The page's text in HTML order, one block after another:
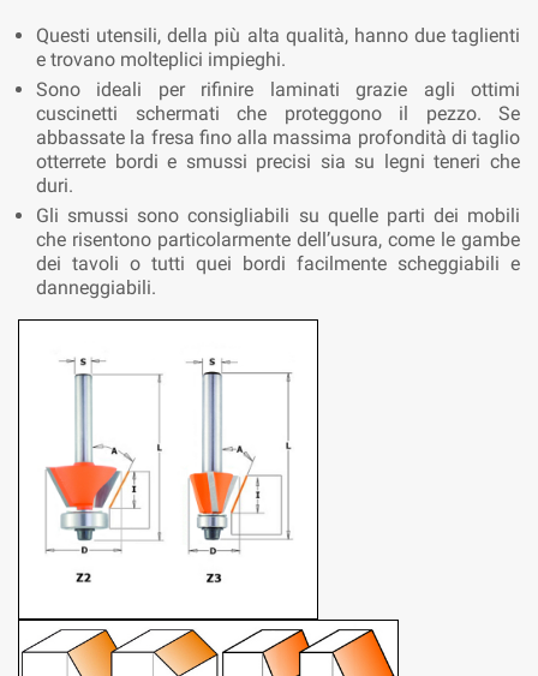
Questi utensili, della più alta qualità, hanno due taglienti
e trovano molteplici impieghi.
Sono ideali per rifinire laminati grazie agli ottimi
cuscinetti schermati che proteggono il pezzo. Se
abbassate la fresa fino alla massima profondità di taglio
otterrete bordi e smussi precisi sia su legni teneri che
duri.
Gli smussi sono consigliabili su quelle parti dei mobili
che risentono particolarmente dell’usura, come le gambe
dei tavoli o tutti quei bordi facilmente scheggiabili e
danneggiabili.